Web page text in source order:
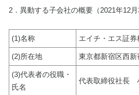
2．異動する子会社の概要（2021年12月
(1)名称 エイチ・エス証券
(2)所在地 東京都新宿区西
(3)代表者の役職・
氏名
代表取締役社長　